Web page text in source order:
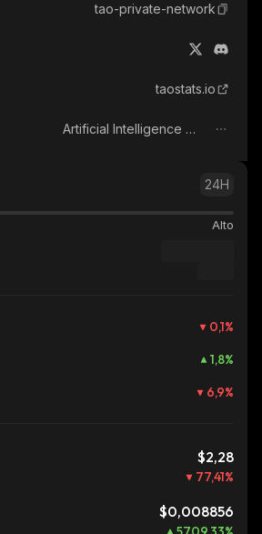
tao-private-network
taostats.io
Artificial Intelligence (AI)
24H
Alto
0,1%
1,8%
6,9%
$2,28
77,41%
$0,008856